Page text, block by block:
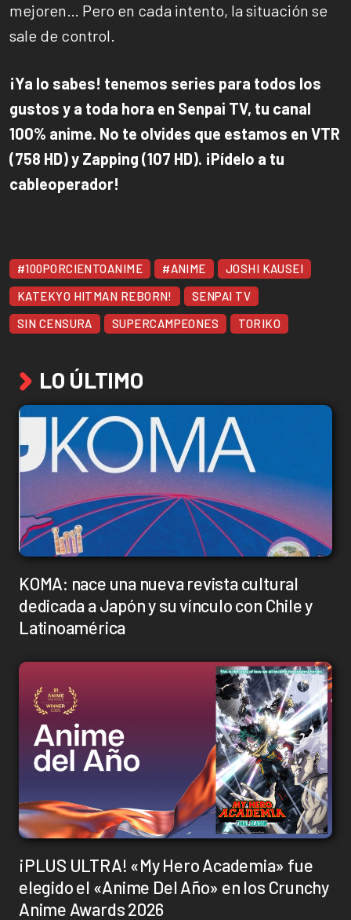
mejoren… Pero en cada intento, la situación se
sale de control.
¡Ya lo sabes! tenemos series para todos los
gustos y a toda hora en Senpai TV, tu canal
100% anime. No te olvides que estamos en VTR
(758 HD) y Zapping (107 HD). ¡Pídelo a tu
cableoperador!
#100PORCIENTOANIME #ANIME
JOSHI KAUSEI
KATEKYO HITMAN REBORN!
SENPAI TV
SIN CENSURA
SUPERCAMPEONES TORIKO
LO ÚLTIMO
KOMA: nace una nueva revista cultural
dedicada a Japón y su vínculo con Chile y
Latinoamérica
¡PLUS ULTRA! «My Hero Academia» fue
elegido el «Anime Del Año» en los Crunchy
Anime Awards 2026